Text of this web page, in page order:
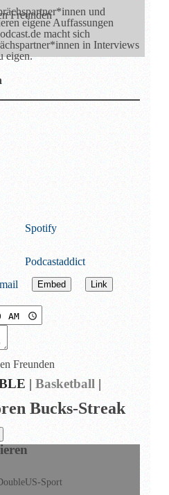
Freunden
und
eigene Auffassungen
macht sich
in Interviews
eigen.
Spotify
Podcast­addict
Embed Link
Freunden
|Basketball |
Bucks-Streak
US-Sport